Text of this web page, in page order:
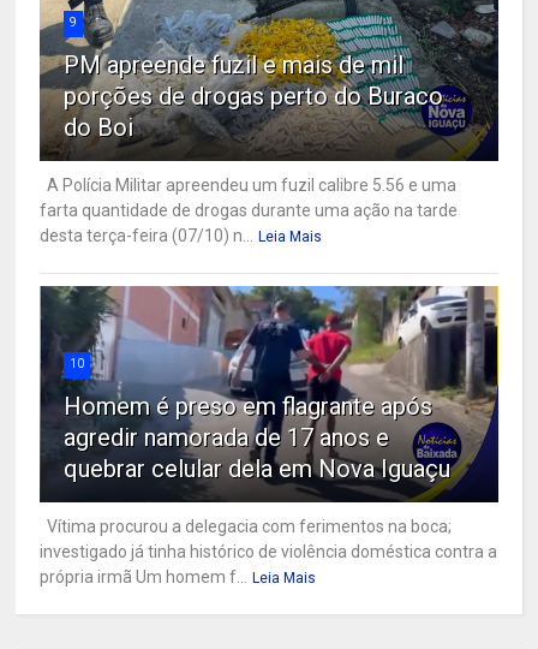
9
PM apreende fuzil e mais de mil
porções de drogas perto do Buraco
do Boi
A Polícia Militar apreendeu um fuzil calibre 5.56 e uma
farta quantidade de drogas durante uma ação na tarde
desta terça-feira (07/10) n...
Leia Mais
10
Homem é preso em flagrante após
agredir namorada de 17 anos e
quebrar celular dela em Nova Iguaçu
Vítima procurou a delegacia com ferimentos na boca;
investigado já tinha histórico de violência doméstica contra a
própria irmã Um homem f...
Leia Mais